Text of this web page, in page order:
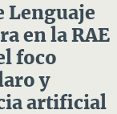
Lenguaje
en la RAE
foco
y
artificial